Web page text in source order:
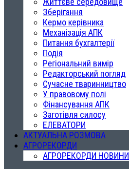
Зберігання
Кермо керівника
Механізація АПК
Питання бухгалтерії
Подія
Регіональний вимір
Редакторський погляд
Сучасне тваринництво
У правовому полі
Фінансування АПК
Заготівля силосу
ЕЛЕВАТОРИ
АКТУАЛЬНА РОЗМОВА
АГРОРЕКОРДИ
АГРОРЕКОРДИ НОВИНИ